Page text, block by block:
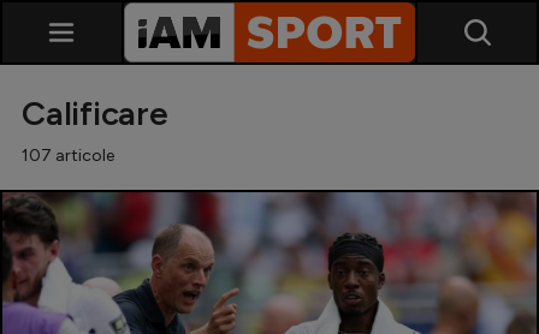
SuperLiga
Calificare
107 articole